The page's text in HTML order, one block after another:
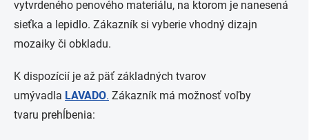
vytvrdeného penového materiálu, na ktorom je nanesená
sieťka a lepidlo. Zákazník si vyberie vhodný dizajn
mozaiky či obkladu.
K dispozícií je až päť základných tvarov
umývadla LAVADO. Zákazník má možnosť voľby
tvaru prehĺbenia: